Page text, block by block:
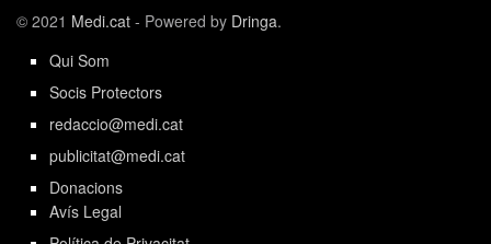
© 2021 Medi.cat - Powered by Dringa.
Qui Som
Socis Protectors
redaccio@medi.cat
publicitat@medi.cat
Donacions
Avís Legal